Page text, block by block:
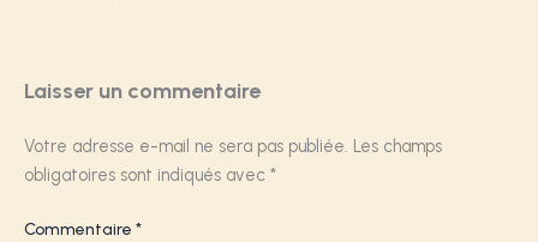
Laisser un commentaire
Votre adresse e-mail ne sera pas publiée. Les champs
obligatoires sont indiqués avec *
Commentaire *